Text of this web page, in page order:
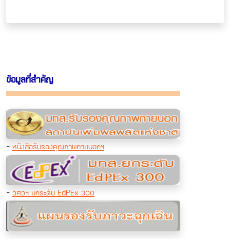
ข้อมูลที่สำคัญ
- หนังสือรับรองคุณภาพภายนอกฯ
- วิศวฯ ยกระดับ EdPEx 300